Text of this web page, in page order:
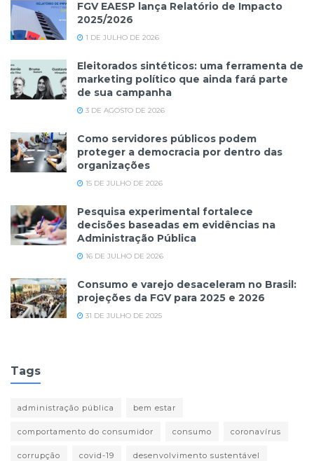
FGV EAESP lança Relatório de Impacto
2025/2026
1 DE JULHO DE 2026
Eleitorados sintéticos: uma ferramenta de
marketing político que ainda fará parte
de sua campanha
3 DE AGOSTO DE 2026
Como servidores públicos podem
proteger a democracia por dentro das
organizações
15 DE JULHO DE 2026
Pesquisa experimental fortalece
decisões baseadas em evidências na
Administração Pública
16 DE JULHO DE 2026
Consumo e varejo desaceleram no Brasil:
projeções da FGV para 2025 e 2026
31 DE JULHO DE 2025
Tags
administração pública bem estar
comportamento do consumidor consumo coronavírus
corrupção covid-19 desenvolvimento sustentável